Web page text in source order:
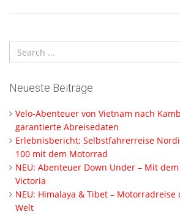
Neueste Beiträge
Velo-Abenteuer von Vietnam nach
garantierte Abreisedaten
Erlebnisbericht; Selbstfahrerreise
100 mit dem Motorrad
NEU: Abenteuer Down Under – Mit
Victoria
NEU: Himalaya & Tibet –
Welt